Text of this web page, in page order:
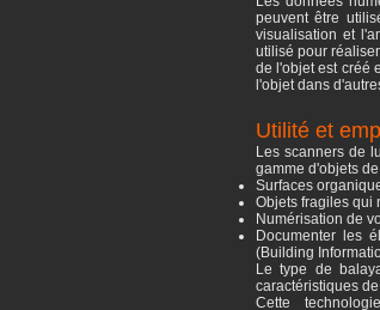
peuvent être
visualisation et
utilisé pour
de l'objet est créé
l'objet dans
Utilité et
Les scanners de
gamme d'objets
Surfaces
Objets fragiles qui
Numérisation de
Documenter les
(Building
Le type de
caractéristiques
Cette